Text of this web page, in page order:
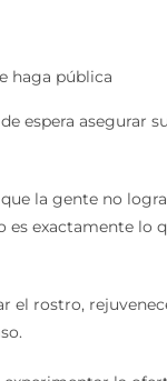
haga pública
espera asegurar
la gente no
exactamente lo
el rostro,